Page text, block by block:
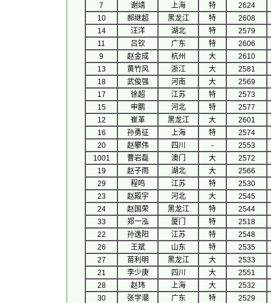
7
谢靖 上海 特
2624
10
郝继超 黑龙江 特
2608
14
汪洋 湖北 特
2579
11
吕钦 广东 特
2606
9
赵金成 杭州 大
2610
13
黄竹风 浙江 大
2581
18
武俊强 河南 大
2569
17
徐超 江苏 特
2573
15
申鹏 河北 特
2577
12
崔革 黑龙江 大
2601
16
孙勇征 上海 特
2574
20
赵攀伟 四川 -
2553
1001
曹岩磊 澳门 大
2572
19
赵子雨 湖北 大
2566
29
程鸣 江苏 特
2530
23
赵殿宇 河北 大
2545
24
赵国荣 黑龙江 特
2544
33
郑一泓 厦门 特
2518
22
孙逸阳 江苏 特
2548
26
王斌 山东 特
2535
27
苗利明 黑龙江 大
2533
21
李少庚 四川 大
2551
28
赵玮 上海 大
2532
30
张学潮 广东 特
2529